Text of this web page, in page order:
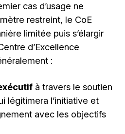
cas d’usage ne
restreint, le CoE
limitée puis s’élargir
d’Excellence
:
à travers le soutien
légitimera l’initiative et
avec les objectifs